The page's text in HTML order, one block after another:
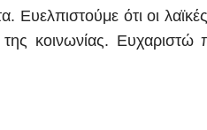
Ευελπιστούμε ότι οι
κοινωνίας. Ευχαριστώ